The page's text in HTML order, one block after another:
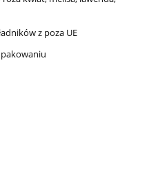
z poza UE